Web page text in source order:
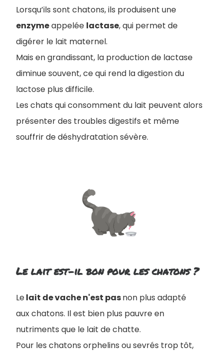
Lorsqu’ils sont chatons, ils produisent une
enzymeappelée lactase, qui permet de
digérer le lait maternel.
Mais en grandissant, la production de lactase
diminue souvent, ce qui rend la digestion du
lactose plus difficile.
Les chats qui consomment du lait peuvent alors
présenter des troubles digestifs et même
souffrir de déshydratation sévère.
Le lait est-il bon pour les chatons ?
Lelait de vache n'est pasnon plus adapté
aux chatons. Il est bien plus pauvre en
nutriments que le lait de chatte.
Pour les chatons orphelins ou sevrés trop tôt,